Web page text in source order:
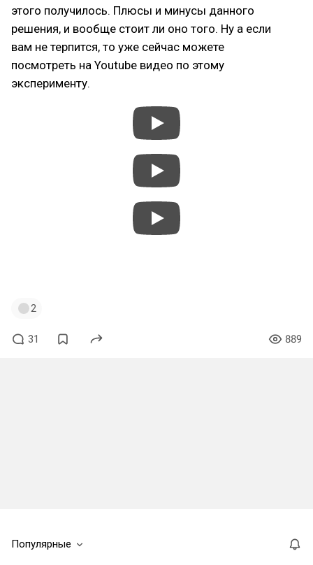
этого получилось. Плюсы и минусы данного
решения, и вообще стоит ли оно того. Ну а если
вам не терпится, то уже сейчас можете
посмотреть на Youtube видео по этому
эксперименту.
2
31 889
Популярные